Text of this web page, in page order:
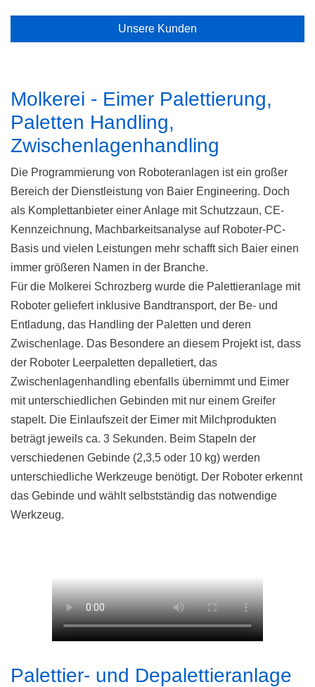
Unsere Kunden
Molkerei - Eimer Palettierung,
Paletten Handling,
Zwischenlagenhandling
Die Programmierung von Roboteranlagen ist ein großer
Bereich der Dienstleistung von Baier Engineering. Doch
als Komplettanbieter einer Anlage mit Schutzzaun, CE-
Kennzeichnung, Machbarkeitsanalyse auf Roboter-PC-
Basis und vielen Leistungen mehr schafft sich Baier einen
immer größeren Namen in der Branche.
Für die Molkerei Schrozberg wurde die Palettieranlage mit
Roboter geliefert inklusive Bandtransport, der Be- und
Entladung, das Handling der Paletten und deren
Zwischenlage. Das Besondere an diesem Projekt ist, dass
der Roboter Leerpaletten depalletiert, das
Zwischenlagenhandling ebenfalls übernimmt und Eimer
mit unterschiedlichen Gebinden mit nur einem Greifer
stapelt. Die Einlaufszeit der Eimer mit Milchprodukten
beträgt jeweils ca. 3 Sekunden. Beim Stapeln der
verschiedenen Gebinde (2,3,5 oder 10 kg) werden
unterschiedliche Werkzeuge benötigt. Der Roboter erkennt
das Gebinde und wählt selbstständig das notwendige
Werkzeug.
Palettier- und Depalettieranlage